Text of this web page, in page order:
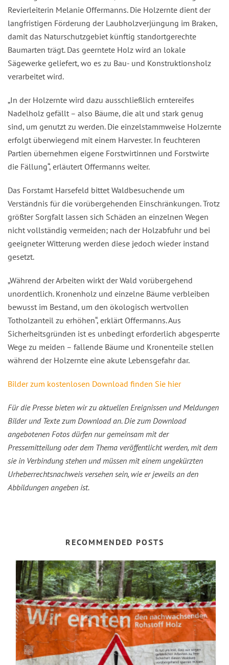
Revierleiterin Melanie Offermanns. Die Holzernte dient der
langfristigen Förderung der Laubholzverjüngung im Braken,
damit das Naturschutzgebiet künftig standortgerechte
Baumarten trägt. Das geerntete Holz wird an lokale
Sägewerke geliefert, wo es zu Bau- und Konstruktionsholz
verarbeitet wird.
„In der Holzernte wird dazu ausschließlich erntereifes
Nadelholz gefällt – also Bäume, die alt und stark genug
sind, um genutzt zu werden. Die einzelstammweise Holzernte
erfolgt überwiegend mit einem Harvester. In feuchteren
Partien übernehmen eigene Forstwirtinnen und Forstwirte
die Fällung“, erläutert Offermanns weiter.
Das Forstamt Harsefeld bittet Waldbesuchende um
Verständnis für die vorübergehenden Einschränkungen. Trotz
größter Sorgfalt lassen sich Schäden an einzelnen Wegen
nicht vollständig vermeiden; nach der Holzabfuhr und bei
geeigneter Witterung werden diese jedoch wieder instand
gesetzt.
„Während der Arbeiten wirkt der Wald vorübergehend
unordentlich. Kronenholz und einzelne Bäume verbleiben
bewusst im Bestand, um den ökologisch wertvollen
Totholzanteil zu erhöhen“, erklärt Offermanns. Aus
Sicherheitsgründen ist es unbedingt erforderlich abgesperrte
Wege zu meiden – fallende Bäume und Kronenteile stellen
während der Holzernte eine akute Lebensgefahr dar.
Bilder zum kostenlosen Download finden Sie hier
Für die Presse bieten wir zu aktuellen Ereignissen und Meldungen
Bilder und Texte zum Download an. Die zum Download
angebotenen Fotos dürfen nur gemeinsam mit der
Pressemitteilung oder dem Thema veröffentlicht werden, mit dem
sie in Verbindung stehen und müssen mit einem ungekürzten
Urheberrechtsnachweis versehen sein, wie er jeweils an den
Abbildungen angeben ist.
RECOMMENDED POSTS